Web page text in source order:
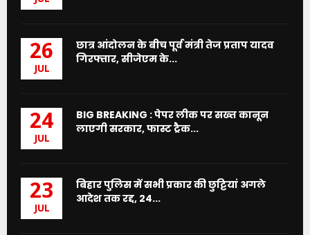
26
JUL
छात्र आंदोलन के बीच पूर्व मंत्री तेज प्रताप यादव
गिरफ्तार, सीजेएम के...
24
JUL
BIG BREAKING : पेपर लीक पर सख्त कानून
लाएगी सरकार, फास्ट ट्रैक...
23
JUL
बिहार पुलिस में सभी प्रकार की छुट्टियां अगले
आदेश तक रद्द, 24...